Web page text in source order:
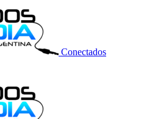
Conectados